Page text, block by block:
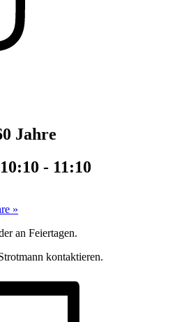
Jahre
- 11:10
»
an Feiertagen.
kontaktieren.